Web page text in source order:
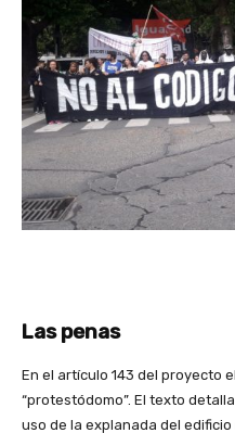
Las penas
En el artículo 143 del proyecto
“protestódomo”. El texto
uso de la explanada del